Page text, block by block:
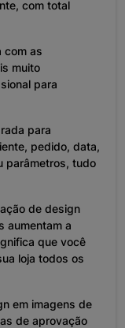
com total
com as
muito
para
para
pedido, data,
parâmetros, tudo
de design
aumentam a
que você
loja todos os
em imagens de
de aprovação